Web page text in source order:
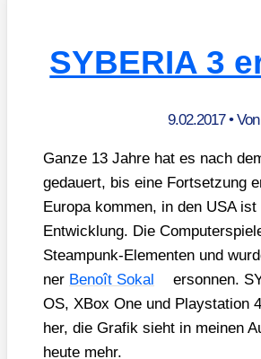
SYBERIA 3
9.02.2017• Von
Gan­ze 13 Jah­re hat es nach
gedau­ert, bis eine Fort­set­zung
Euro­pa kom­men, in den USA
Ent­wick­lung. Die
Steam­punk-Ele­men­ten und
ner Benoît Sokal
erson­nen.
OS, XBox One und Play­sta­ti­on
her, die Gra­fik sieht in mei­nen
heu­te mehr.